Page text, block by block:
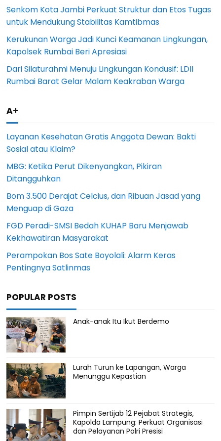
Senkom Kota Jambi Perkuat Struktur dan Etos Tugas
untuk Mendukung Stabilitas Kamtibmas
Kerukunan Warga Jadi Kunci Keamanan Lingkungan,
Kapolsek Rumbai Beri Apresiasi
Dari Silaturahmi Menuju Lingkungan Kondusif: LDII
Rumbai Barat Gelar Malam Keakraban Warga
A+
Layanan Kesehatan Gratis Anggota Dewan: Bakti
Sosial atau Klaim?
MBG: Ketika Perut Dikenyangkan, Pikiran
Ditangguhkan
Bom 3.500 Derajat Celcius, dan Ribuan Jasad yang
Menguap di Gaza
FGD Peradi-SMSI Bedah KUHAP Baru Menjawab
Kekhawatiran Masyarakat
Perampokan Bos Sate Boyolali: Alarm Keras
Pentingnya Satlinmas
POPULAR POSTS
Anak-anak Itu Ikut Berdemo
Lurah Turun ke Lapangan, Warga
Menunggu Kepastian
Pimpin Sertijab 12 Pejabat Strategis,
Kapolda Lampung: Perkuat Organisasi
dan Pelayanan Polri Presisi